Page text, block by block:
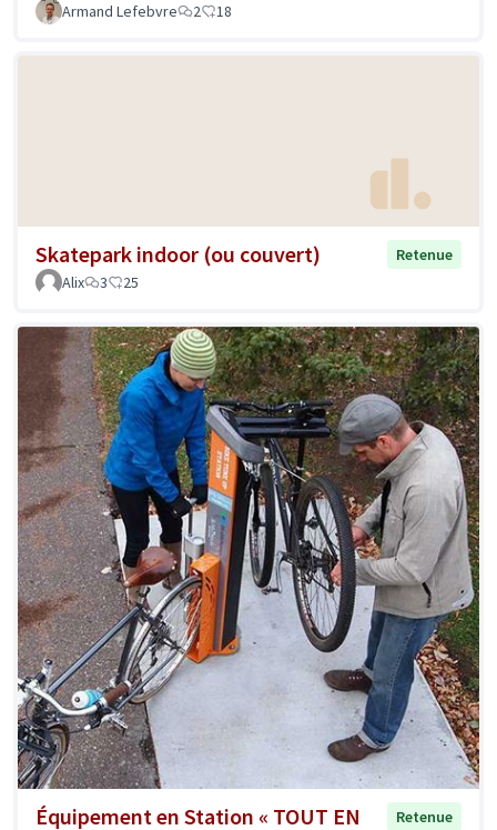
Armand Lefebvre 2 18
Skatepark indoor (ou couvert)
Retenue
Alix
3 25
Équipement en Station « TOUT EN
Retenue